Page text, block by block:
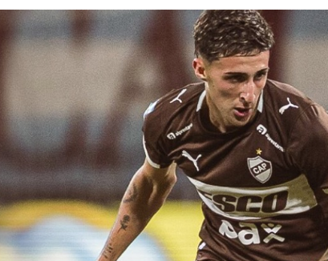
Дзюдо
Волейбол
Тяжелая
Водные виды
Хоккей с
Автоспорт
Остальное